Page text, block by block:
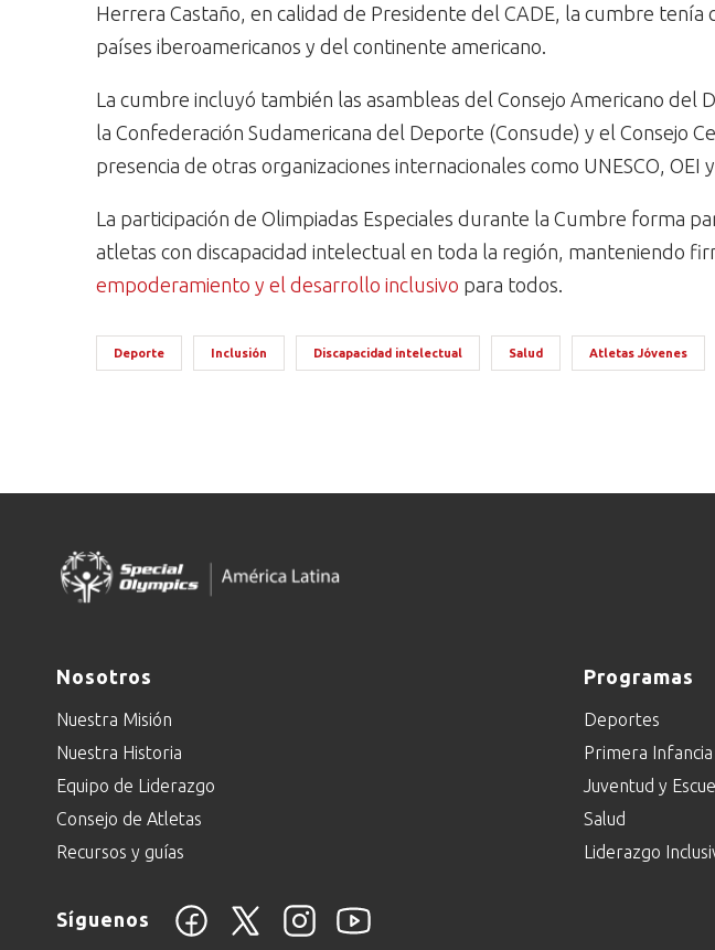
Herrera Castaño, en calidad de Presidente del CADE, la cumbre
países iberoamericanos y del continente americano.
La cumbre incluyó también las asambleas del Consejo Americano
la Confederación Sudamericana del Deporte (Consude) y el Consejo
presencia de otras organizaciones internacionales como UNESCO, OEI
La participación de Olimpiadas Especiales durante la Cumbre forma
atletas con discapacidad intelectual en toda la región, manteniendo
empoderamiento y el desarrollo inclusivo para todos.
Deporte Inclusión Discapacidad intelectual Salud Atletas Jóvenes
Nosotros
Nuestra Misión
Nuestra Historia
Equipo de Liderazgo
Consejo de Atletas
Recursos y guías
Programas
Deportes
Primera Infancia
Juventud y
Salud
Liderazgo
Síguenos